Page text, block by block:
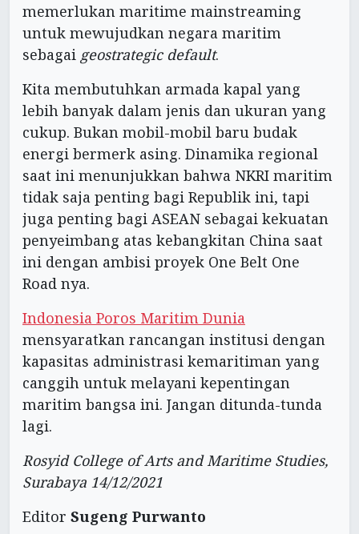
memerlukan maritime mainstreaming
untuk mewujudkan negara maritim
sebagai geostrategic default.
Kita membutuhkan armada kapal yang
lebih banyak dalam jenis dan ukuran yang
cukup. Bukan mobil-mobil baru budak
energi bermerk asing. Dinamika regional
saat ini menunjukkan bahwa NKRI maritim
tidak saja penting bagi Republik ini, tapi
juga penting bagi ASEAN sebagai kekuatan
penyeimbang atas kebangkitan China saat
ini dengan ambisi proyek One Belt One
Road nya.
Indonesia Poros Maritim Dunia
mensyaratkan rancangan institusi dengan
kapasitas administrasi kemaritiman yang
canggih untuk melayani kepentingan
maritim bangsa ini. Jangan ditunda-tunda
lagi.
Rosyid College of Arts and Maritime Studies,
Surabaya 14/12/2021
Editor Sugeng Purwanto